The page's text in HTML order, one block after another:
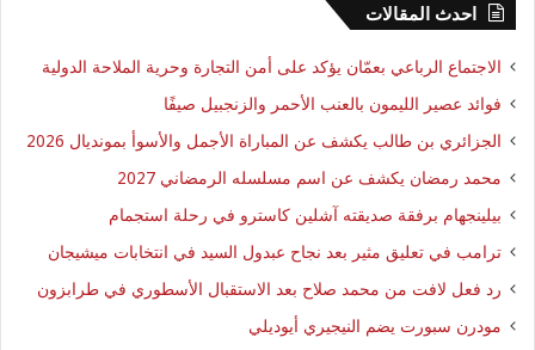
احدث المقالات
الاجتماع الرباعي بعمّان يؤكد على أمن التجارة وحرية الملاحة الدولية
فوائد عصير الليمون بالعنب الأحمر والزنجبيل صيفًا
الجزائري بن طالب يكشف عن المباراة الأجمل والأسوأ بمونديال 2026
محمد رمضان يكشف عن اسم مسلسله الرمضاني 2027
بيلينجهام برفقة صديقته آشلين كاسترو في رحلة استجمام
ترامب في تعليق مثير بعد نجاح عبدول السيد في انتخابات ميشيجان
رد فعل لافت من محمد صلاح بعد الاستقبال الأسطوري في طرابزون
مودرن سبورت يضم النيجيري أيوديلي